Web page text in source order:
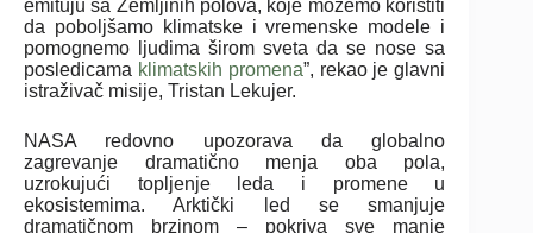
emituju sa Zemljinih polova, koje možemo koristiti
da poboljšamo klimatske i vremenske modele i
pomognemo ljudima širom sveta da se nose sa
posledicama klimatskih promena”, rekao je glavni
istraživač misije, Tristan Lekujer.
NASA redovno upozorava da globalno
zagrevanje dramatično menja oba pola,
uzrokujući topljenje leda i promene u
ekosistemima. Arktički led se smanjuje
dramatičnom brzinom – pokriva sve manje